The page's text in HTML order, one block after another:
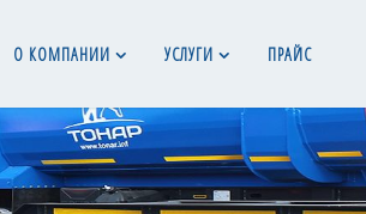
О КОМПАНИИ УСЛУГИ ПРАЙС